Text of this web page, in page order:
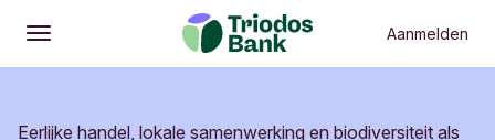
Openen
Hoofdmenu Aanmelden
Eerlijke handel, lokale samenwerking en biodiversiteit als